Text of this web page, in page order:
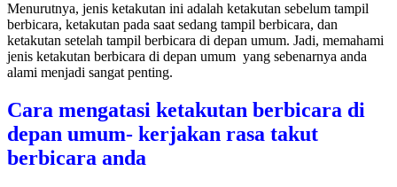
Menurutnya, jenis ketakutan ini adalah ketakutan sebelum tampil
berbicara, ketakutan pada saat sedang tampil berbicara, dan
ketakutan setelah tampil berbicara di depan umum. Jadi, memahami
jenis ketakutan berbicara di depan umum yang sebenarnya anda
alami menjadi sangat penting.
Cara mengatasi ketakutan berbicara di
depan umum- kerjakan rasa takut
berbicara anda